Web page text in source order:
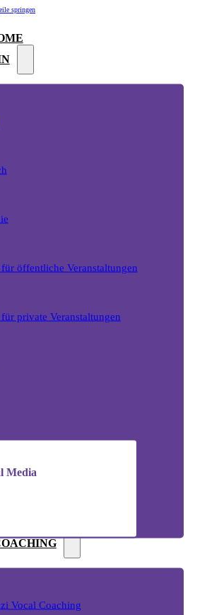
springen
für öffentliche Veranstaltungen
private Veranstaltungen
Media
Vocal Coaching